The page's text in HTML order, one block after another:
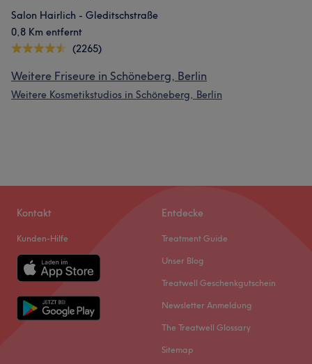
Salon Hairlich - Gleditschstraße
0,8 Km entfernt
(2265)
Weitere Friseure in Schöneberg, Berlin
Weitere Kosmetikstudios in Schöneberg, Berlin
Kontakt
Kunden-Hilfe
Entdecke
Treatment Guide
Unser Blog
Treatwell Geschenkgutschein
Newsletter Anmeldung
The Treatwell Glossary
Sitemap